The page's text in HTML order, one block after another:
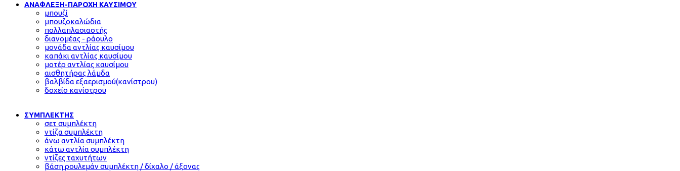
ΑΝΑΦΛΕΞΗ-ΠΑΡΟΧΗ ΚΑΥΣΙΜΟΥ
μπουζί
μπουζοκαλώδια
πολλαπλασιαστής
διανομέας - ράουλο
μονάδα αντλίας καυσίμου
καπάκι αντλίας καυσίμου
μοτέρ αντλίας καυσίμου
αισθητήρας λάμδα
βαλβίδα εξαερισμού(κανίστρου)
δοχείο κανίστρου
ΣΥΜΠΛΕΚΤΗΣ
σετ συμπλέκτη
ντίζα συμπλέκτη
άνω αντλία συμπλέκτη
κάτω αντλία συμπλέκτη
ντίζες ταχυτήτων
βάση ρουλεμάν συμπλέκτη / δίχαλο / άξονας